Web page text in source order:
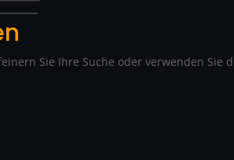
Sie Ihre Suche oder verwenden Sie